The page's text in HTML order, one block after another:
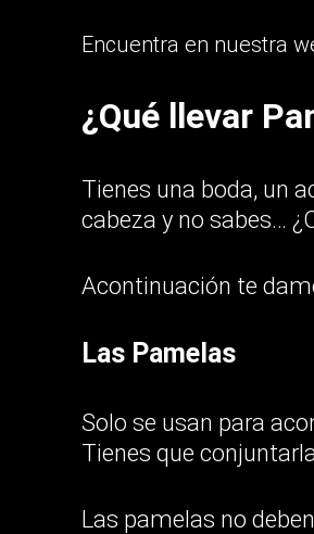
Encuentra en nuestra
¿Qué llevar
Tienes una boda, un
cabeza y no sabes…
Acontinuación te
Las Pamelas
Solo se usan para
Tienes que
Las pamelas no